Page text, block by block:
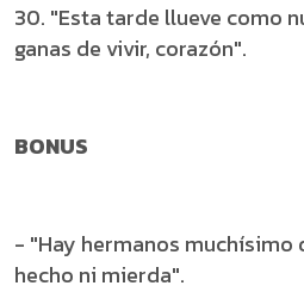
30. "Esta tarde llueve como
ganas de vivir, corazón".
BONUS
- "Hay hermanos muchísimo
hecho ni mierda".